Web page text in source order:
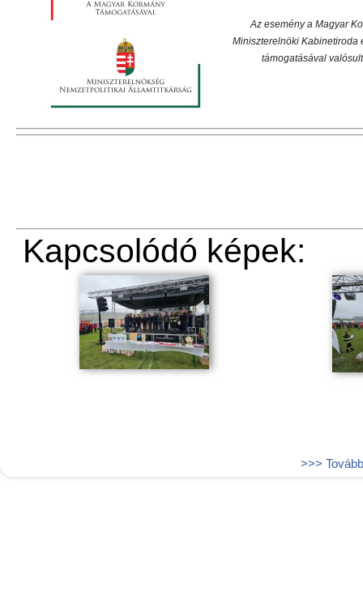
Az esemény a Magyar
Miniszterelnöki Kabinetiroda
támogatásával
Kapcsolódó képek:
>>>